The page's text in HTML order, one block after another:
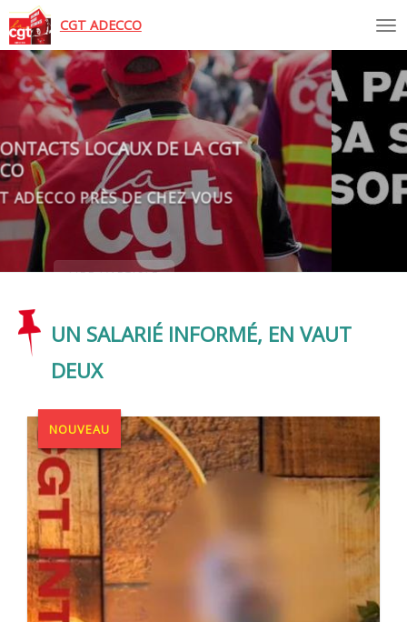
CGT ADECCO
LES CONTACTS LOCAUX DE LA CGT
ADECCO
LA CGT ADECCO PRÈS DE CHEZ VOUS
LIRE L'ARTICLE
UN SALARIÉ INFORMÉ, EN VAUT
DEUX
NOUVEAU